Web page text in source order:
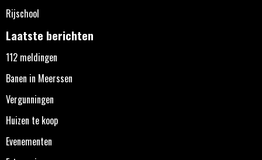
Rijschool
Laatste berichten
112 meldingen
Banen in Meerssen
Vergunningen
Huizen te koop
Evenementen